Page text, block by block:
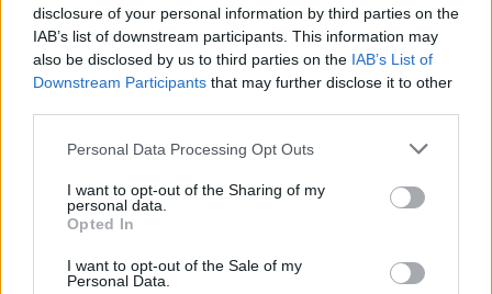
disclosure of your personal information by third parties on the
IAB’s list of downstream participants. This information may
also be disclosed by us to third parties on the IAB’s List of
Downstream Participants that may further disclose it to other
Please note that this website/app uses one or more Google
not limited to your visit or usage behaviour. You may click to
grant or deny consent to Google and its third-party tags to
use your data for below specified purposes in below Google
consent section.
Personal Data Processing Opt Outs
I want to opt-out of the Sharing of my
personal data.
Opted In
I want to opt-out of the Sale of my
Personal Data.
Για τα αποτελέσματα του 2025 η Euroxx προβλέπει
οριακή βελτίωση των καθαρών εσόδων από τόκους
σε τριμηνιαία βάση, καθώς οι τράπεζες έχουν
πλέον απορροφήσει πλήρως τις μειώσεις
επιτοκίων. Aναμένει ισχυρή διψήφια αύξηση στις
προβλέψεων κέρδη, εποχική άνοδο των
λειτουργικών εξόδων και απουσία αρνητικών
εκπλήξεων στο κόστος κινδύνου.